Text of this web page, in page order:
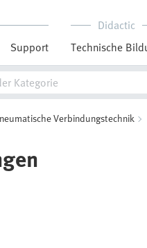
Support
Didactic
Technische
Verbindungstechnik